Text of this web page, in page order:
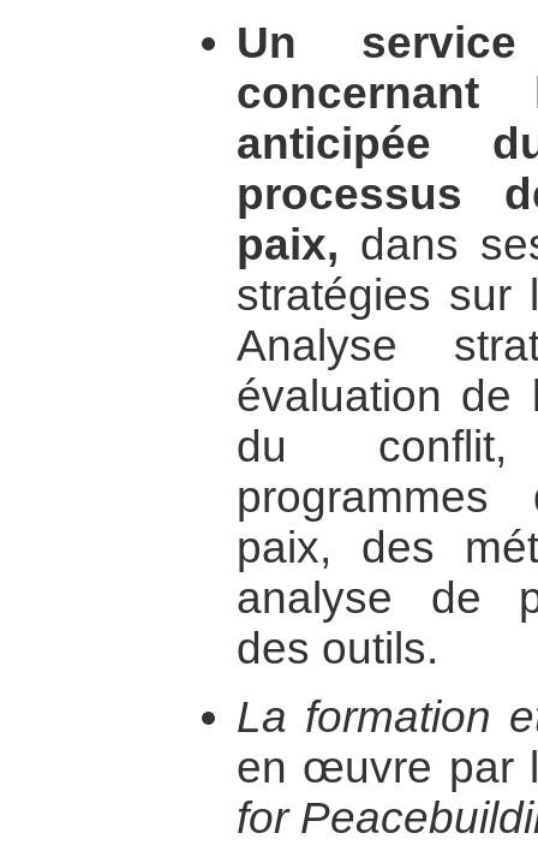
Un
concernant
anticipée
processus
paix, dans
stratégies sur
Analyse
évaluation de
du conflit,
paix, des
analyse de
des outils.
La formation
en œuvre par
for